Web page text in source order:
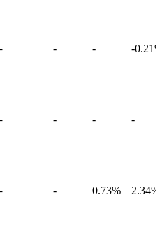
- - - -
- - - -
- - 0.73% 2.34%